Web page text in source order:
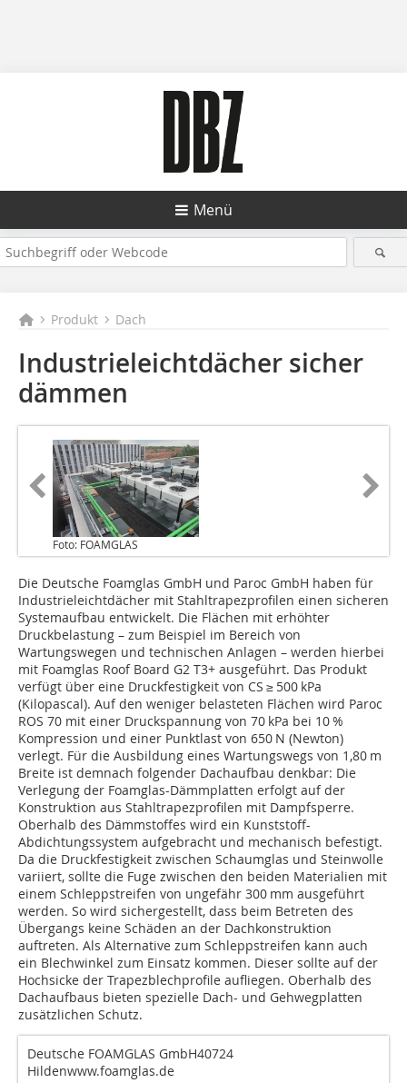
Menü
Produkt Dach
Industrieleichtdächer ­sicher
dämmen
Foto: FOAMGLAS
Die Deutsche Foamglas GmbH und Paroc GmbH haben für
Industrieleichtdächer mit Stahltrapezprofilen einen sicheren
Systemaufbau entwickelt. Die Flächen mit erhöhter
Druckbelastung – zum Beispiel im Bereich von
Wartungswegen und technischen Anlagen – werden hierbei
mit Foamglas Roof Board G2 T3+ ausgeführt. Das Produkt
verfügt über eine Druckfestigkeit von CS ≥ 500 kPa
(Kilopascal). Auf den weniger belasteten Flächen wird Paroc
ROS 70 mit einer Druckspannung von 70 kPa bei 10 %
Kompression und einer Punktlast von 650 N (Newton)
verlegt. Für die Ausbildung eines Wartungswegs von 1,80 m
Breite ist demnach folgender Dachaufbau denkbar: Die
Verlegung der Foamglas-Dämmplatten erfolgt auf der
Konstruktion aus Stahltrapezprofilen mit Dampfsperre.
Oberhalb des Dämmstoffes wird ein Kunststoff-
Abdichtungssystem aufgebracht und mechanisch befestigt.
Da die Druckfestigkeit zwischen Schaumglas und Steinwolle
variiert, sollte die Fuge zwischen den beiden Materialien mit
einem Schleppstreifen von ungefähr 300 mm ausgeführt
werden. So wird sichergestellt, dass beim Betreten des
Übergangs keine Schäden an der Dachkonstruktion
auftreten. Als Alternative zum Schleppstreifen kann auch
ein Blechwinkel zum Einsatz kommen. Dieser sollte auf der
Hochsicke der Trapezblechprofile aufliegen. Oberhalb des
Dachaufbaus bieten spezielle Dach- und Gehwegplatten
zusätzlichen Schutz.
Deutsche FOAMGLAS GmbH40724
Hildenwww.foamglas.de